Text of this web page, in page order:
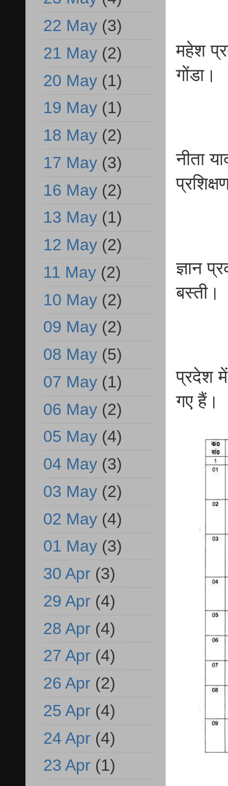
महेश
गोंडा।
नीता
ज्ञान
बस्ती।
प्रदेश
गए हैं।
22 May (3)
21 May (2)
20 May (1)
19 May (1)
18 May (2)
17 May (3)
16 May (2)
13 May (1)
12 May (2)
11 May (2)
10 May (2)
09 May (2)
08 May (5)
07 May (1)
06 May (2)
05 May (4)
04 May (3)
03 May (2)
02 May (4)
01 May (3)
30 Apr (3)
29 Apr (4)
28 Apr (4)
27 Apr (4)
26 Apr (2)
25 Apr (4)
24 Apr (4)
23 Apr (1)